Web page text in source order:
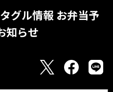
グル情報 お弁当予
知らせ